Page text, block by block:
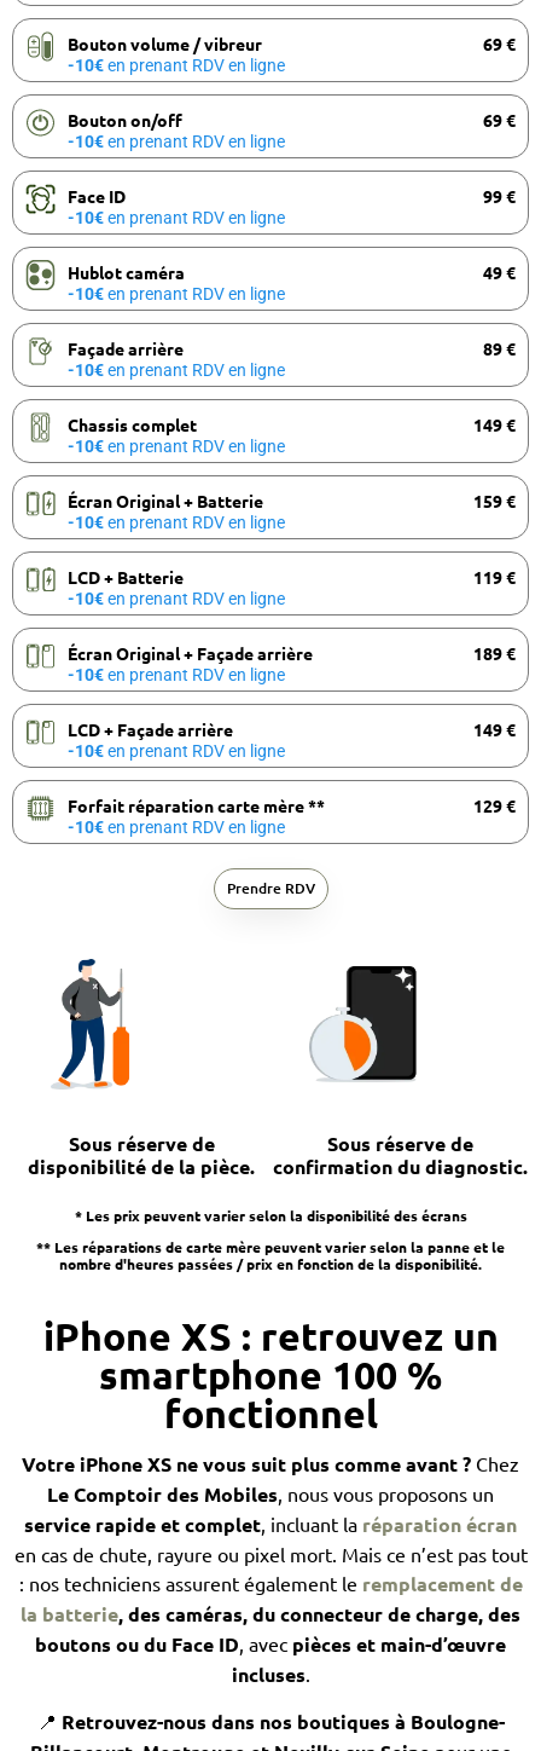
Bouton volume / vibreur 69 €
-10€en prenant RDV en ligne
Bouton on/off 69 €
-10€en prenant RDV en ligne
Face ID 99 €
-10€en prenant RDV en ligne
Hublot caméra 49 €
-10€en prenant RDV en ligne
Façade arrière 89 €
-10€en prenant RDV en ligne
Chassis complet 149 €
-10€en prenant RDV en ligne
Écran Original + Batterie 159 €
-10€en prenant RDV en ligne
LCD + Batterie 119 €
-10€en prenant RDV en ligne
Écran Original + Façade arrière 189 €
-10€en prenant RDV en ligne
LCD + Façade arrière 149 €
-10€en prenant RDV en ligne
Forfait réparation carte mère ** 129 €
-10€en prenant RDV en ligne
Prendre RDV
Sous réserve de
disponibilité de la pièce.
Sous réserve de
confirmation du diagnostic.
* Les prix peuvent varier selon la disponibilité des écrans
** Les réparations de carte mère peuvent varier selon la panne et le
nombre d'heures passées / prix en fonction de la disponibilité.
iPhone XS : retrouvez un
smartphone 100 %
fonctionnel
Votre iPhone XS ne vous suit plus comme avant ? Chez
Le Comptoir des Mobiles, nous vous proposons un
service rapide et complet, incluant la réparation écran
en cas de chute, rayure ou pixel mort. Mais ce n’est pas tout
: nos techniciens assurent également le remplacement de
la batterie, des caméras, du connecteur de charge, des
boutons ou du Face ID, avec pièces et main-d’œuvre
incluses.
📍 Retrouvez-nous dans nos boutiques à Boulogne-